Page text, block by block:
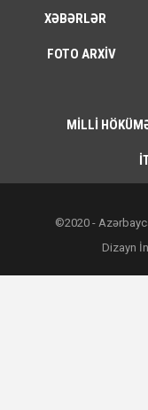
XƏBƏRLƏR
FOTO ARXIV
MILLI
©2020 -
Dizayn